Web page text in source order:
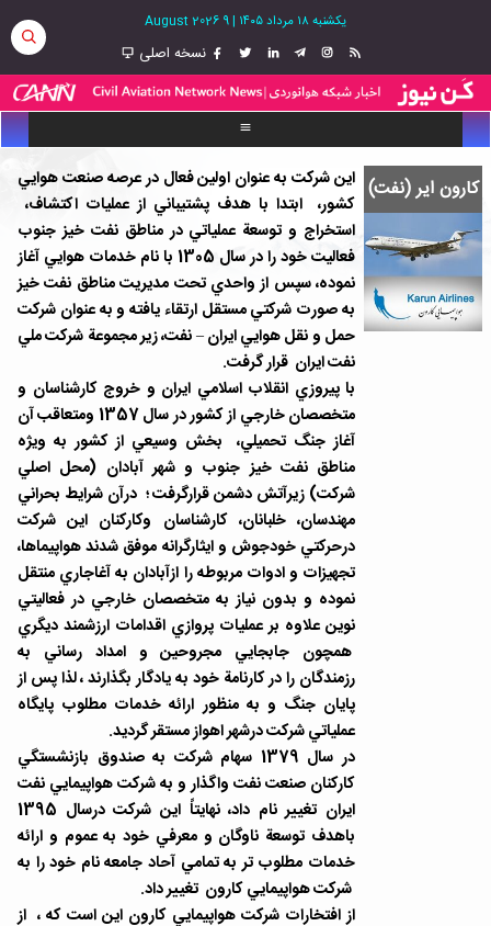
یکشنبه ۱۸ مرداد ۱۴۰۵ |
9 August 2026
نسخه اصلی
کارون ایر (نفت) اين شركت به عنوان اولين فعال در عرصه صنعت هوايي
كشور، ابتدا با هدف پشتيباني از عمليات اكتشاف،
استخراج و توسعة عملياتي در مناطق نفت خيز جنوب
فعاليت خود را در سال 1305 با نام خدمات هوايي آغاز
نموده، سپس از واحدي تحت مديريت مناطق نفت خيز
به صورت شركتي مستقل ارتقاء يافته و به عنوان شركت
حمل و نقل هوايي ايران – نفت، زير مجموعة شركت ملي
نفت ايران قرار گرفت.
با پيروزي انقلاب اسلامي ايران و خروج كارشناسان و
متخصصان خارجي از كشور در سال 1357 ومتعاقب آن
آغاز جنگ تحميلي، بخش وسيعي از كشور به ويژه
مناطق نفت خيز جنوب و شهر آبادان (محل اصلي
شركت) زيرآتش دشمن قرارگرفت ؛ درآن شرايط بحراني
مهندسان، خلبانان، كارشناسان وكاركنان اين شركت
درحركتي خودجوش و ايثارگرانه موفق شدند هواپيماها،
تجهيزات و ادوات مربوطه را ازآبادان به آغاجاري منتقل
نموده و بدون نياز به متخصصان خارجي در فعاليتي
نوين علاوه بر عمليات پروازي اقدامات ارزشمند ديگري
همچون جابجايي مجروحين و امداد رساني به
رزمندگان را در كارنامة خود به يادگار بگذارند ، لذا پس از
پايان جنگ و به منظور ارائه خدمات مطلوب پايگاه
عملياتي شركت درشهر اهواز مستقر گرديد.
در سال 1379 سهام شركت به صندوق بازنشستگي
كاركنان صنعت نفت واگذار و به شركت هواپيمايي نفت
ايران تغيير نام داد، نهايتاً اين شركت درسال 1395
باهدف توسعة ناوگان و معرفي خود به عموم و ارائه
خدمات مطلوب تر به تمامي آحاد جامعه نام خود را به
شركت هواپيمايي كارون تغيير داد.
از افتخارات شركت هواپيمايي كارون اين است كه ، از